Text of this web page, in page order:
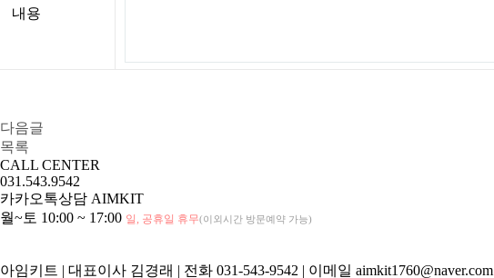
내용
다음글
목록
CALL CENTER
031.543.9542
카카오톡상담 AIMKIT
월~토 10:00 ~ 17:00 일, 공휴일 휴무(이외시간 방문예약 가능)
아임키트 | 대표이사 김경래 | 전화 031-543-9542 | 이메일 aimkit1760@naver.com